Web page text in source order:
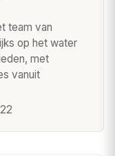
team van
op het water
met
vanuit